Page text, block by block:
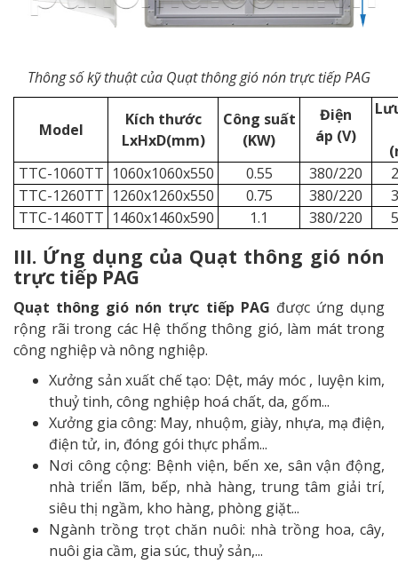
Thông số kỹ thuật của Quạt thông gió nón trực tiếp PAG
Model
Kích thước
LxHxD(mm)
Công suất
(KW)
Điện
áp (V)
TTC-1060TT 1060x1060x550 0.55 380/220
TTC-1260TT 1260x1260x550 0.75 380/220
TTC-1460TT 1460x1460x590 1.1 380/220
III. Ứng dụng của Quạt thông gió nón
trực tiếp PAG
Quạt thông gió nón trực tiếp PAG được ứng dụng
rộng rãi trong các Hệ thống thông gió, làm mát trong
công nghiệp và nông nghiệp.
Xưởng sản xuất chế tạo: Dệt, máy móc , luyện kim,
thuỷ tinh, công nghiệp hoá chất, da, gốm...
Xưởng gia công: May, nhuộm, giày, nhựa, mạ điện,
điện tử, in, đóng gói thực phẩm...
Nơi công cộng: Bệnh viện, bến xe, sân vận động,
nhà triển lãm, bếp, nhà hàng, trung tâm giải trí,
siêu thị ngầm, kho hàng, phòng giặt...
Ngành trồng trọt chăn nuôi: nhà trồng hoa, cây,
nuôi gia cầm, gia súc, thuỷ sản,...